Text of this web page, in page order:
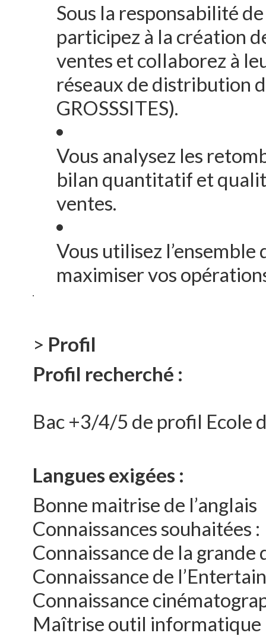
Sous la responsabilité
participez à la création
ventes et collaborez à
réseaux de distribution
GROSSSITES).
Vous analysez les
bilan quantitatif et
ventes.
Vous utilisez
maximiser vos
> Profil
Profil recherché :
Bac +3/4/5 de profil Ecole
Langues exigées :
Bonne maitrise de l’anglais
Connaissances souhaitées :
Connaissance de la
Connaissance de
Connaissance
Maîtrise outil informatique